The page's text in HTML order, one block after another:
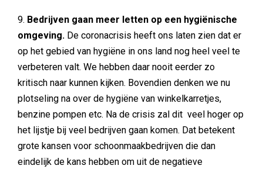
9. Bedrijven gaan meer letten op een hygiënische
omgeving. De coronacrisis heeft ons laten zien dat er
op het gebied van hygiëne in ons land nog heel veel te
verbeteren valt. We hebben daar nooit eerder zo
kritisch naar kunnen kijken. Bovendien denken we nu
plotseling na over de hygiëne van winkelkarretjes,
benzine pompen etc. Na de crisis zal dit veel hoger op
het lijstje bij veel bedrijven gaan komen. Dat betekent
grote kansen voor schoonmaakbedrijven die dan
eindelijk de kans hebben om uit de negatieve